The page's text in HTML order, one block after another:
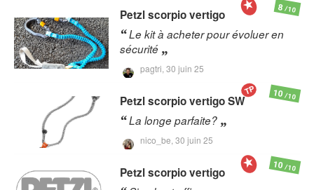
Petzlscorpio vertigo
Le kit à acheter pour évoluer en
sécurité
pagtri, 30 juin 25
8/10
Petzlscorpio vertigo SW
La longe parfaite?
nico_be, 30 juin 25
10/10
TP
Petzlscorpio vertigo 10/10